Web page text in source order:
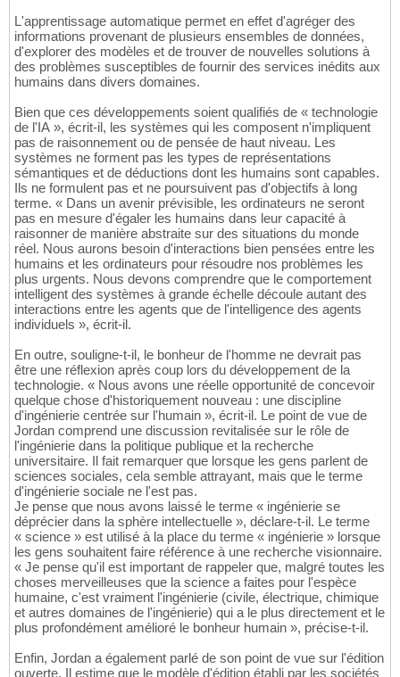
L'apprentissage automatique permet en effet d'agréger des
informations provenant de plusieurs ensembles de données,
d'explorer des modèles et de trouver de nouvelles solutions à
des problèmes susceptibles de fournir des services inédits aux
humains dans divers domaines.
Bien que ces développements soient qualifiés de « technologie
de l'IA », écrit-il, les systèmes qui les composent n'impliquent
pas de raisonnement ou de pensée de haut niveau. Les
systèmes ne forment pas les types de représentations
sémantiques et de déductions dont les humains sont capables.
Ils ne formulent pas et ne poursuivent pas d'objectifs à long
terme. « Dans un avenir prévisible, les ordinateurs ne seront
pas en mesure d'égaler les humains dans leur capacité à
raisonner de manière abstraite sur des situations du monde
réel. Nous aurons besoin d'interactions bien pensées entre les
humains et les ordinateurs pour résoudre nos problèmes les
plus urgents. Nous devons comprendre que le comportement
intelligent des systèmes à grande échelle découle autant des
interactions entre les agents que de l'intelligence des agents
individuels », écrit-il.
En outre, souligne-t-il, le bonheur de l'homme ne devrait pas
être une réflexion après coup lors du développement de la
technologie. « Nous avons une réelle opportunité de concevoir
quelque chose d'historiquement nouveau : une discipline
d'ingénierie centrée sur l'humain », écrit-il. Le point de vue de
Jordan comprend une discussion revitalisée sur le rôle de
l'ingénierie dans la politique publique et la recherche
universitaire. Il fait remarquer que lorsque les gens parlent de
sciences sociales, cela semble attrayant, mais que le terme
d'ingénierie sociale ne l'est pas.
Je pense que nous avons laissé le terme « ingénierie se
déprécier dans la sphère intellectuelle », déclare-t-il. Le terme
« science » est utilisé à la place du terme « ingénierie » lorsque
les gens souhaitent faire référence à une recherche visionnaire.
« Je pense qu'il est important de rappeler que, malgré toutes les
choses merveilleuses que la science a faites pour l'espèce
humaine, c'est vraiment l'ingénierie (civile, électrique, chimique
et autres domaines de l'ingénierie) qui a le plus directement et le
plus profondément amélioré le bonheur humain », précise-t-il.
Enfin, Jordan a également parlé de son point de vue sur l'édition
ouverte. Il estime que le modèle d'édition établi par les sociétés